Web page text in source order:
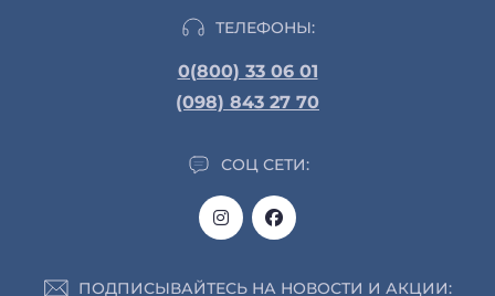
ТЕЛЕФОНЫ:
0(800) 33 06 01
(098) 843 27 70
СОЦ СЕТИ:
ПОДПИСЫВАЙТЕСЬ НА НОВОСТИ И АКЦИИ: